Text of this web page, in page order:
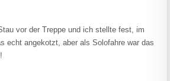
vor der Treppe und ich stellte fest, im
echt angekotzt, aber als Solofahre war das